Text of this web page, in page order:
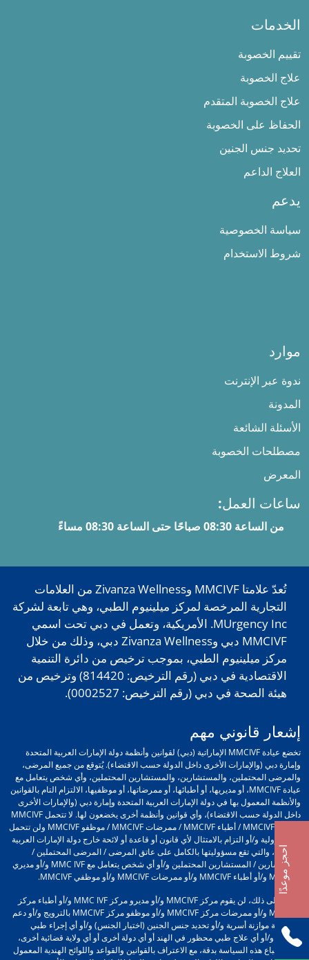
الخدمات
تقييم الخصوبة
علاج الخصوبة
علاج الخصوبة المتقدم
الحفاظ على الخصوبة
تحديد جنس الجنين
العلاج الداعم
يدعم
سياسة الخصوصية
شروط الاستخدام
موارد
ندوة عبر الإنترنت
المدونة
الأسئلة الشائعة
مصطلحات الخصوبة
المعرض
ساعات العمل:
من الساعة 08:30 صباحًا حتى الساعة 08:30 مساءً
احجز موعدًا
تُعدّ علامتا MMCIVF وZivanza Wellness من العلامات
التجارية المرخصة لمركز ميلينيوم الطبي، وهي تابعة لشركة
MUrgency Inc. الأمريكية، وتعمل في دبي تحت اسمي
MMCIVF دبي وZivanza Wellness دبي، وذلك من خلال
مركز ميلينيوم الطبي، بموجب ترخيص من دائرة التنمية
الاقتصادية في دبي (رقم الترخيص: 814420) وترخيص من
هيئة الصحة في دبي (رقم الترخيص: 0002527).
إشعار قانوني مهم
تخضع عيادة MMCIVF الإماراتية (دبي) لقوانين وأنظمة دولة الإمارات العربية المتحدة
وإمارة دبي (والإمارات الأخرى داخل الدولة حسب الاقتضاء). يُتوقع من جميع المرضى،
والمرضى المحتملين، والمستشارين، والمستشارين المحتملين، وأي شخص يتعامل مع
عيادة MMCIVF، أو مديريها، أو أطبائها، أو ممرضاتها، أو موظفيها، الالتزام التام بالقوانين
والأنظمة المعمول بها في دولة الإمارات العربية المتحدة وإمارة دبي (والإمارات الأخرى
داخل الدولة حسب الاقتضاء)، وأي قوانين وأنظمة أخرى يخضعون لها. لا تتحمل MMCIVF
/ مديرو MMCIVF / أطباء MMCIVF / ممرضات MMCIVF / موظفو MMCIVF ولن تتحمل
أي مسؤولية و/أو التزام بالامتثال لأي قانون أو قاعدة أو لائحة خارج دولة الإمارات العربية
المتحدة، والتي تقع مسؤوليتها بالكامل على عاتق المرضى / المرضى المحتملين /
المستشارين / المستشارين المحتملين و/أو أي شخص يتعامل مع MMC IVF و/أو مديري
MMCIVF و/أو أطباء MMCIVF و/أو ممرضات MMCIVF و/أو موظفي MMCIVF.
علاوة على ذلك، لن يقوم مركز MMCIVF و/أو مديرو مركز MMC IVF و/أو أطباء مركز
MMCIVF و/أو ممرضات مركز MMCIVF و/أو موظفو مركز MMCIVF بالترويج و/أو دعم
أي عملية موازنة أسرية و/أو تحديد جنس الجنين (اختيار الجنس) و/أو أي إجراء طبي
محظور و/أو أي علاج طبي محظور في الهند أو أي دولة أخرى أو أي ولاية قضائية أخرى،
وذلك باتباع هذه السياسة بدقة، مع الاعتراف بالقوانين والقواعد واللوائح الهندية المعمول